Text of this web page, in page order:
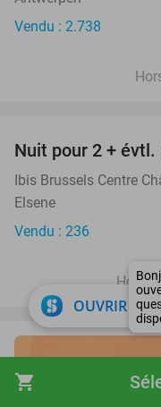
shopping_cart
Vendu : 2.738
Nuit pour 2 +
Ibis Brussels Centre
Elsene
Vendu : 236
Hors
OUVRIR